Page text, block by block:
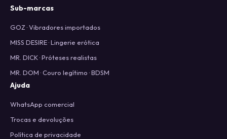
Sub-marcas
GOZ · Vibradores importados
MISS DESIRE · Lingerie erótica
MR. DICK · Próteses realistas
MR. DOM · Couro legítimo · BDSM
Ajuda
WhatsApp comercial
Trocas e devoluções
Política de privacidade